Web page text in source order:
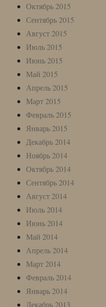
Октябрь 2015
Сентябрь 2015
Август 2015
Июль 2015
Июнь 2015
Май 2015
Апрель 2015
Март 2015
Февраль 2015
Январь 2015
Декабрь 2014
Ноябрь 2014
Октябрь 2014
Сентябрь 2014
Август 2014
Июль 2014
Июнь 2014
Май 2014
Апрель 2014
Март 2014
Февраль 2014
Январь 2014
Декабрь 2013